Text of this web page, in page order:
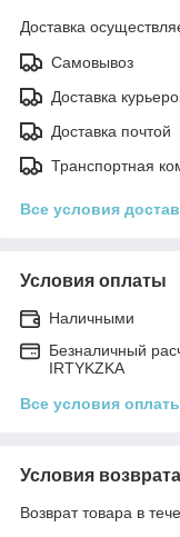
Доставка
Самовывоз
Доставка
Доставка почтой
Транспортная
Все условия
Условия оплаты
Наличными
Безналичный
IRTYKZKA
Все условия
Условия возврата
Возврат товара в